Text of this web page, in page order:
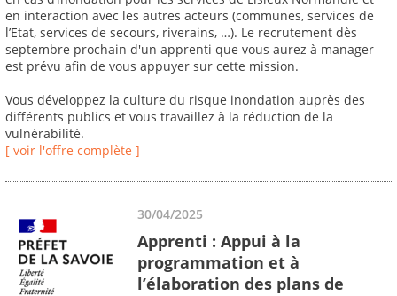
en interaction avec les autres acteurs (communes, services de
l’Etat, services de secours, riverains, …). Le recrutement dès
septembre prochain d'un apprenti que vous aurez à manager
est prévu afin de vous appuyer sur cette mission.
Vous développez la culture du risque inondation auprès des
différents publics et vous travaillez à la réduction de la
vulnérabilité.
[ voir l'offre complète ]
30/04/2025
Apprenti : Appui à la
programmation et à
l’élaboration des plans de